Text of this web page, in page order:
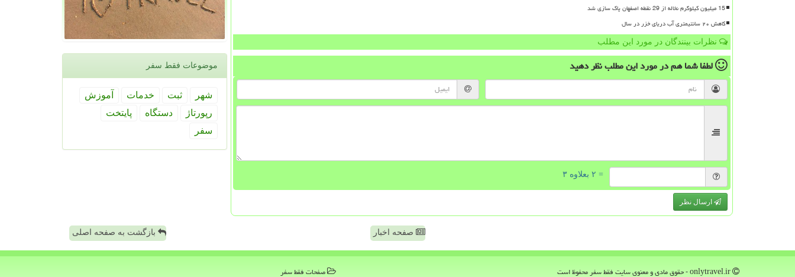
15 میلیون کیلوگرم نخاله از 29 نقطه اصفهان پاک سازی شد
کاهش ۲۰ سانتیمتری آب دریای خزر در سال
نظرات بینندگان در مورد این مطلب
لطفا شما همدر مورد این مطلبنظر دهید
= ۲ بعلاوه ۳
ارسال نظر
موضوعات فقط سفر
شهر ثبت خدمات
آموزش
رپورتاژ
دستگاه
پایتخت
سفر
صفحه اخبار بازگشت به صفحه اصلی
صفحات فقط سفر